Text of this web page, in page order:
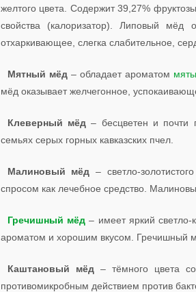
желтого цвета. Содержит 39,27%
свойства (калоризатор). Липовый мёд
отхаркивающее, слегка слабительное,
Мятный мёд– обладает ароматом мяты
мёд оказывает желчегонное,
Клеверный мёд– бесцветен и почти
семьях серых горных кавказских пчел.
Малиновый мёд – светло-
спросом как лечебное средство.
Гречишный мёд– имеет яркий светло-
ароматом и хорошим вкусом. Гречишный
Каштановый мёд– тёмного цвета со
противомикробным действием против